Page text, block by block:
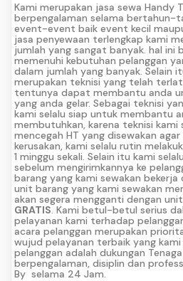
Kami merupakan jasa sewa Handy
berpengalaman selama bertahun-
event-event baik event kecil
jasa penyewaan terlengkap kami
jumlah yang sangat banyak. hal
memenuhi kebutuhan pelanggan
dalam jumlah yang banyak. Selain
merupakan teknisi yang telah
tentunya dapat membantu anda
yang anda gelar. Sebagai teknisi
kami selalu siap untuk membantu
membutuhkan, karena teknisi
mencegah HT yang disewakan
kerusakan, kami selalu rutin
1 minggu sekali. Selain itu kami
sebelum mengirimkannya ke
barang yang kami sewakan bekerja
unit barang yang kami sewakan
akan segera mengganti dengan
GRATIS. Kami betul-betul serius
pelayanan kami terhadap
acara pelanggan merupakan
wujud pelayanan terbaik yang
pelanggan adalah dukungan
berpengalaman, disiplin dan
By selama 24 Jam.